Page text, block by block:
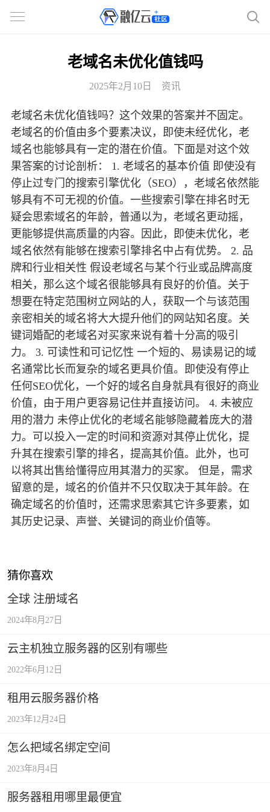
老域名未优化值钱吗
2025年2月10日 资讯
老域名未优化值钱吗？这个效果的答案并不固定。
老域名的价值由多个要素决议，即使未经优化，老
域名也能够具有一定的潜在价值。下面是对这个效
果答案的讨论剖析： 1. 老域名的基本价值 即使没有
停止过专门的搜索引擎优化（SEO），老域名依然能
够具有不可无视的价值。一些搜索引擎在排名时无
疑会思索域名的年龄，普通以为，老域名更动摇，
更能够提供高质量的内容。因此，即使未优化，老
域名依然有能够在搜索引擎排名中占有优势。 2. 品
牌和行业相关性 假设老域名与某个行业或品牌高度
相关，那么这个域名很能够具有良好的价值。关于
想要在特定范围树立网站的人，获取一个与该范围
亲密相关的域名将大大提升他们的网站知名度。关
键词婚配的老域名对买家来说有着十分高的吸引
力。 3. 可读性和可记忆性 一个短的、易读易记的域
名通常比长而复杂的域名更具价值。即使没有停止
任何SEO优化，一个好的域名自身就具有很好的商业
价值，由于用户更容易记住并直接访问。 4. 未被应
用的潜力 未停止优化的老域名能够隐藏着庞大的潜
力。可以投入一定的时间和资源对其停止优化，提
升其在搜索引擎的排名，提高其价值。此外，也可
以将其出售给懂得应用其潜力的买家。 但是，需求
留意的是，域名的价值并不只仅取决于其年龄。在
确定域名的价值时，还需求思索其它许多要素，如
其历史记录、声誉、关键词的商业价值等。
猜你喜欢
全球 注册域名
2024年8月27日
云主机独立服务器的区别有哪些
2022年6月12日
租用云服务器价格
2023年12月24日
怎么把域名绑定空间
2023年8月4日
服务器租用哪里最便宜